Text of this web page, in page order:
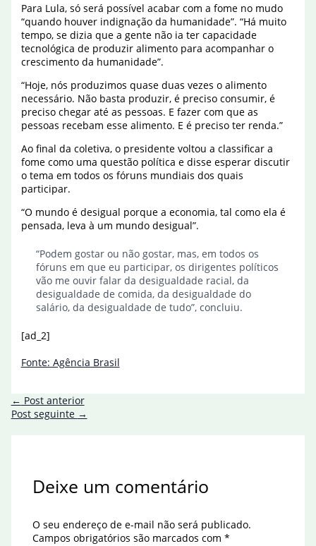
Para Lula, só será possível acabar com a fome no mudo
“quando houver indignação da humanidade”. “Há muito
tempo, se dizia que a gente não ia ter capacidade
tecnológica de produzir alimento para acompanhar o
crescimento da humanidade”.
“Hoje, nós produzimos quase duas vezes o alimento
necessário. Não basta produzir, é preciso consumir, é
preciso chegar até as pessoas. E fazer com que as
pessoas recebam esse alimento. E é preciso ter renda.”
Ao final da coletiva, o presidente voltou a classificar a
fome como uma questão política e disse esperar discutir
o tema em todos os fóruns mundiais dos quais
participar.
“O mundo é desigual porque a economia, tal como ela é
pensada, leva à um mundo desigual”.
“Podem gostar ou não gostar, mas, em todos os
fóruns em que eu participar, os dirigentes políticos
vão me ouvir falar da desigualdade racial, da
desigualdade de comida, da desigualdade do
salário, da desigualdade de tudo”, concluiu.
[ad_2]
Fonte: Agência Brasil
← Post anterior
Post seguinte →
Deixe um comentário
O seu endereço de e-mail não será publicado.
Campos obrigatórios são marcados com *